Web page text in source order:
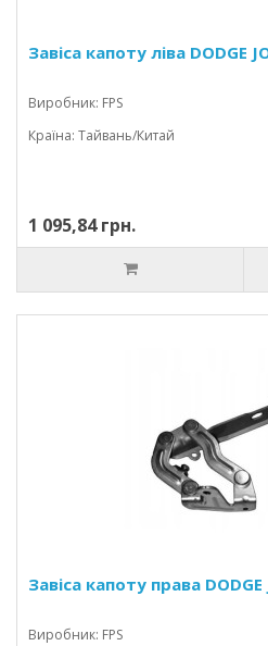
Завіса капоту ліва DODGE
Виробник: FPS
Країна: Тайвань/Китай
1 095,84 грн.
Завіса капоту права DODGE
Виробник: FPS